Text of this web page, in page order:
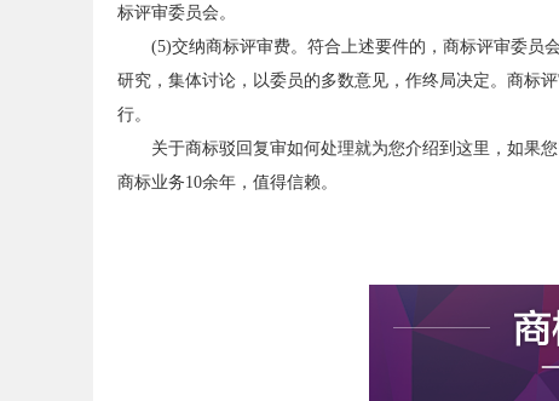
标评审委员会。
(5)交纳商标评审费。符合上述要件的，商标评审委员
研究，集体讨论，以委员的多数意见，作终局决定。商标
行。
关于商标驳回复审如何处理就为您介绍到这里，如果
商标业务10余年，值得信赖。